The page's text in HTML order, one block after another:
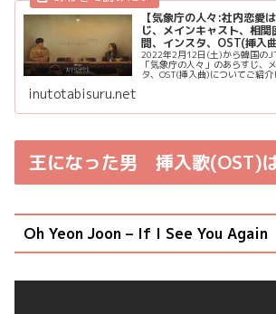
【気象庁の人々:社内恋愛
じ、メインキャスト、相
間、インスタ、OST(挿入
2022年2月12日(土)から韓国の
「気象庁の人々」のあらすじ、
タ、OST(挿入曲)についてご紹
inutotabisuru.net
王になった男 挿入歌(OST)
Oh Yeon Joon – If I See You Again